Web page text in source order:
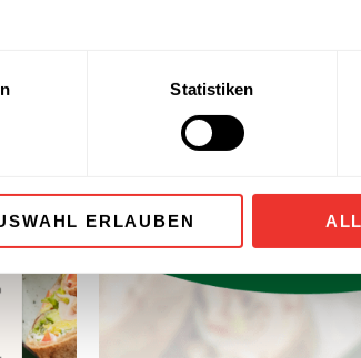
Statistiken
ERLAUBEN